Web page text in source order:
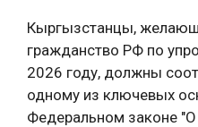
Кыргызстанцы,
гражданство РФ по
2026 году, должны
одному из ключевых
Федеральном законе